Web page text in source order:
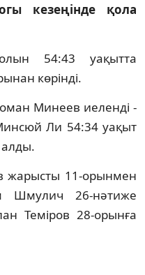
кезеңінде қола
54:43 уақытта
көрінді.
Минеев иеленді -
Ли 54:34 уақыт
алды.
жарысты 11-орынмен
Шмулич 26-нәтиже
Теміров 28-орынға